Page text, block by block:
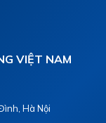
VIỆT NAM
Hà Nội